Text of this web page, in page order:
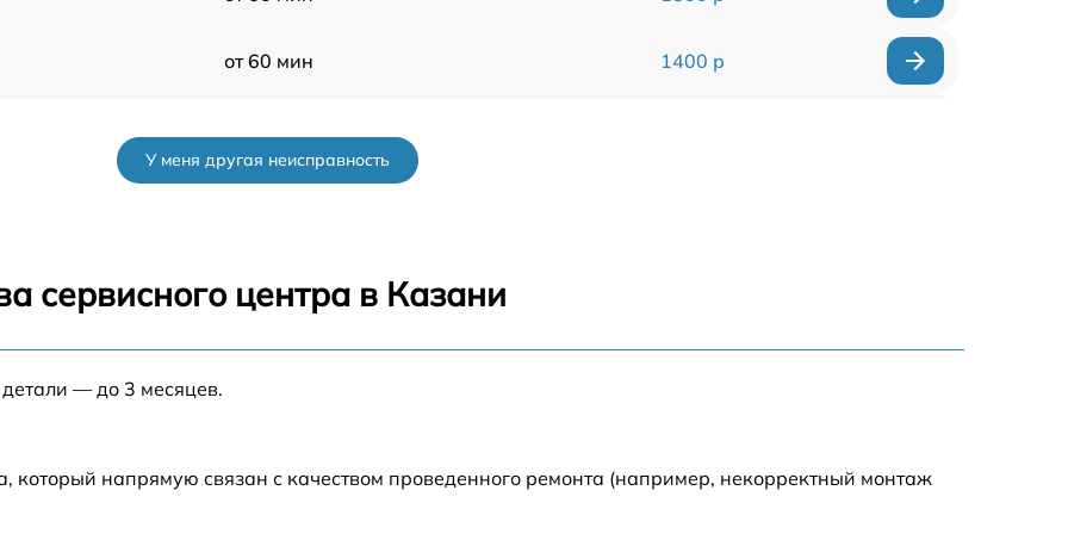
от 60 мин 1400 р
У меня другая неисправность
сервисного центра в Казани
— до 3 месяцев.
который напрямую связан с качеством проведенного ремонта (например, некорректный монтаж